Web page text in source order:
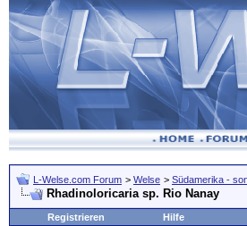
L-Welse.com Forum > Welse > Südamerika -
Rhadinoloricaria sp. Rio Nanay
Registrieren Hilfe